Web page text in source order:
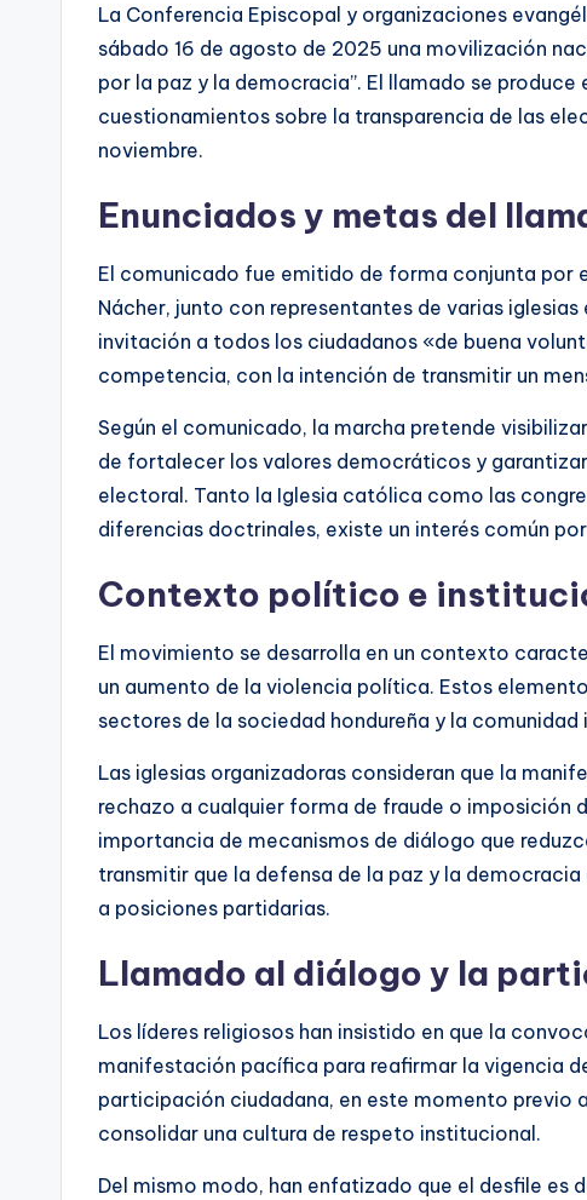
La Conferencia Episcopal y organizaciones
sábado 16 de agosto de 2025 una movilización
por la paz y la democracia”. El llamado se
cuestionamientos sobre la transparencia de las
noviembre.
Enunciados y metas del
El comunicado fue emitido de forma conjunta por
Nácher, junto con representantes de varias
invitación a todos los ciudadanos «de buena
competencia, con la intención de transmitir un
Según el comunicado, la marcha pretende
de fortalecer los valores democráticos y
electoral. Tanto la Iglesia católica como las
diferencias doctrinales, existe un interés común
Contexto político e
El movimiento se desarrolla en un contexto
un aumento de la violencia política. Estos
sectores de la sociedad hondureña y la comunidad
Las iglesias organizadoras consideran que la
rechazo a cualquier forma de fraude o imposición
importancia de mecanismos de diálogo que
transmitir que la defensa de la paz y la
a posiciones partidarias.
Llamado al diálogo y la
Los líderes religiosos han insistido en que la
manifestación pacífica para reafirmar la vigencia
participación ciudadana, en este momento previo
consolidar una cultura de respeto institucional.
Del mismo modo, han enfatizado que el desfile es